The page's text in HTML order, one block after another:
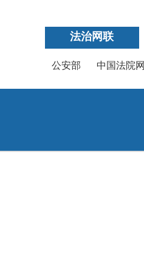
法治网联
公安部 中国法院网